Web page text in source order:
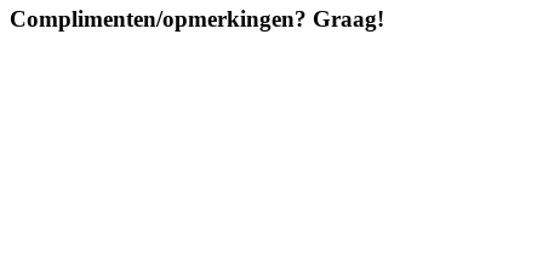
Complimenten/opmerkingen? Graag!